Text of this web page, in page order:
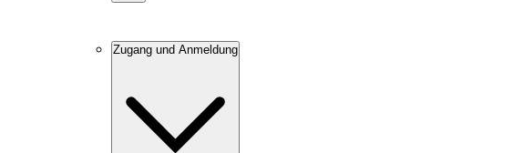
Zugang und Anmeldung